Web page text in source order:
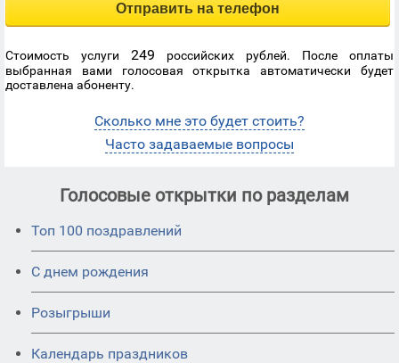
Отправить на телефон
Стоимость услуги 249 российских рублей. После оплаты
выбранная вами голосовая открытка автоматически будет
доставлена абоненту.
Сколько мне это будет стоить?
Часто задаваемые вопросы
Голосовые открытки по разделам
Топ 100 поздравлений
С днем рождения
Розыгрыши
Календарь праздников